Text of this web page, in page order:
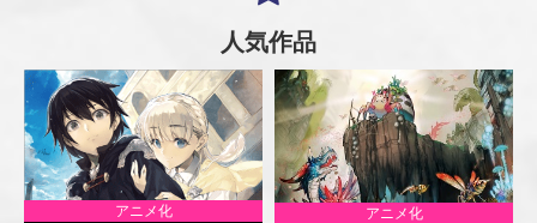
人気作品
アニメ化 アニメ化